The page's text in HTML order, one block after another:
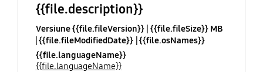
{{file.description}}
Versiune {{file.fileVersion}} {{file.fileSize}} MB
{{file.fileModifiedDate}} {{file.osNames}}
{{file.languageName}}
{{file.languageName}}